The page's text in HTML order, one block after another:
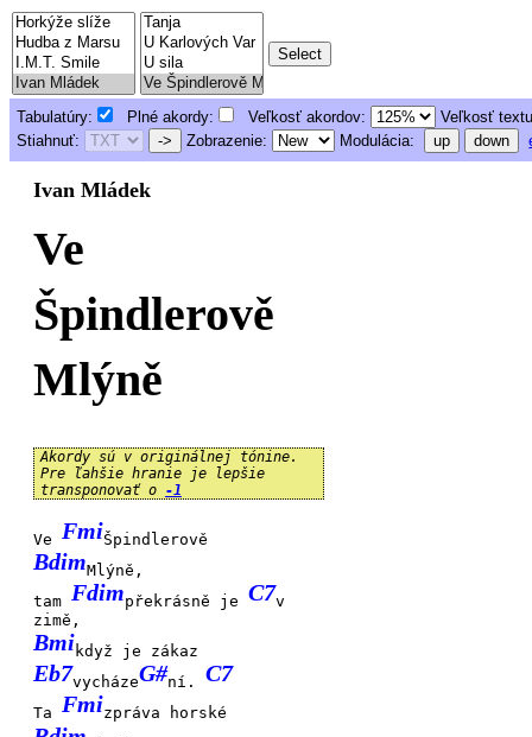
Tabulatúry: Plné akordy: Veľkosť akordov:
Veľkosť
Stiahnuť:
-> Zobrazenie: Modulácia: up down
Ivan Mládek
Ve
Špindlerově
Mlýně
Akordy sú v originálnej tónine.
Pre ľahšie hranie je lepšie
transponovať o -1
Ve FmiŠpindlerově
BdimMlýně,
tam Fdimpřekrásně jeC7v
zimě,
Bmikdyž je zákaz
Eb7vycházeG#ní.C7
Ta Fmizpráva horské